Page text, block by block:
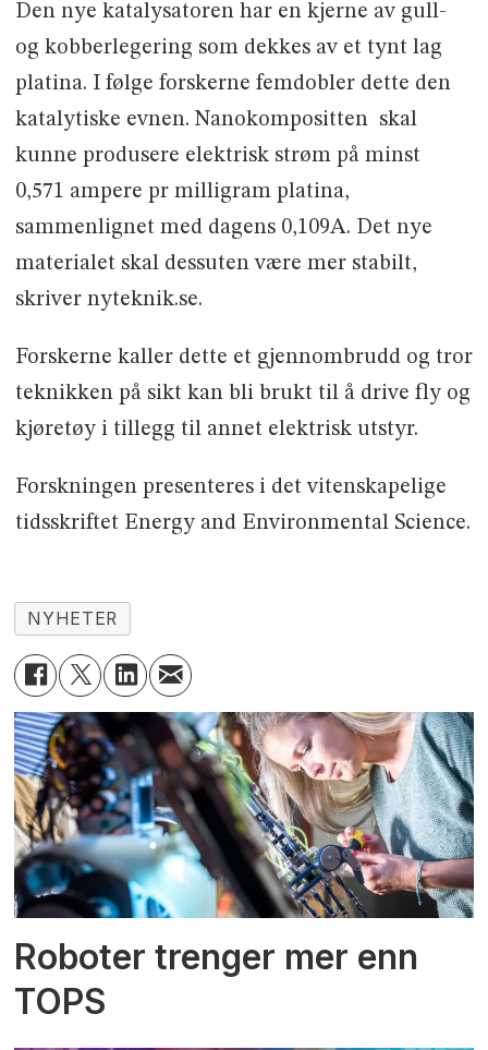
Den nye katalysatoren har en kjerne av gull-
og kobberlegering som dekkes av et tynt lag
platina. I følge forskerne femdobler dette den
katalytiske evnen. Nanokompositten skal
kunne produsere elektrisk strøm på minst
0,571 ampere pr milligram platina,
sammenlignet med dagens 0,109A. Det nye
materialet skal dessuten være mer stabilt,
skriver nyteknik.se.
Forskerne kaller dette et gjennombrudd og tror
teknikken på sikt kan bli brukt til å drive fly og
kjøretøy i tillegg til annet elektrisk utstyr.
Forskningen presenteres i det vitenskapelige
tidsskriftet Energy and Environmental Science.
NYHETER
Roboter trenger mer enn
TOPS